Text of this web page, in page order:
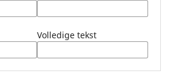
Volledige tekst